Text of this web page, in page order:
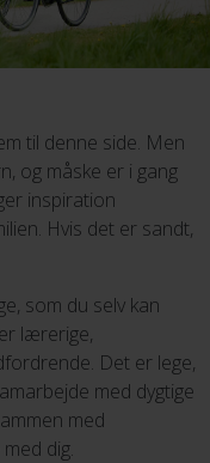
til denne side. Men
og måske er i gang
inspiration
Hvis det er sandt,
som du selv kan
lærerige,
Det er lege,
med dygtige
med
dig.